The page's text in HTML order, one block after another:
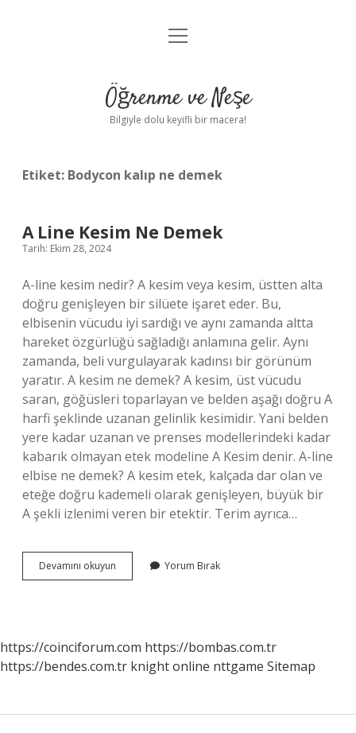
Anasayfa
Yasal Uyarı
menüyü
Öğrenme ve Neşe
Bilgiyle dolu keyifli bir macera!
Etiket: Bodycon kalıp ne demek
A Line Kesim Ne Demek
Tarih: Ekim 28, 2024
A-line kesim nedir? A kesim veya kesim, üstten alta
doğru genişleyen bir silüete işaret eder. Bu,
elbisenin vücudu iyi sardığı ve aynı zamanda altta
hareket özgürlüğü sağladığı anlamına gelir. Aynı
zamanda, beli vurgulayarak kadınsı bir görünüm
yaratır. A kesim ne demek? A kesim, üst vücudu
saran, göğüsleri toparlayan ve belden aşağı doğru A
harfi şeklinde uzanan gelinlik kesimidir. Yani belden
yere kadar uzanan ve prenses modellerindeki kadar
kabarık olmayan etek modeline A Kesim denir. A-line
elbise ne demek? A kesim etek, kalçada dar olan ve
eteğe doğru kademeli olarak genişleyen, büyük bir
A şekli izlenimi veren bir etektir. Terim ayrıca…
Devamını okuyun
Line
Yorum Bırak
https://coinciforum.com https://bombas.com.tr
https://bendes.com.tr knight online nttgame Sitemap